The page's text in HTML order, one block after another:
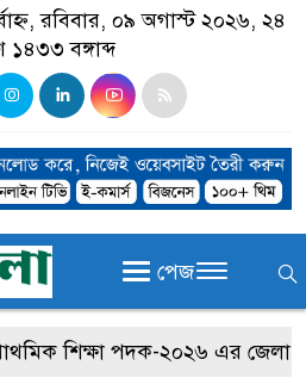
রবিবার, ০৯ অগাস্ট ২০২৬, ২৪
১৪৩৩ বঙ্গাব্দ
পেজ
শিক্ষা পদক-২০২৬ এর জেলা